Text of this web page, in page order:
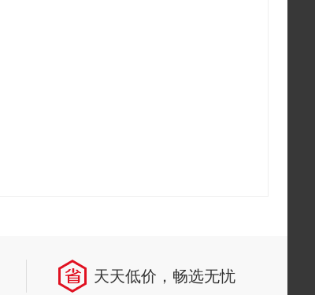
天天低价，畅选无忧